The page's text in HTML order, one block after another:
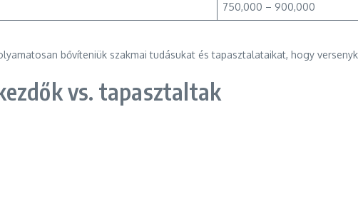
750,000 – 900,000
bővíteniük szakmai tudásukat és tapasztalataikat, hogy
vs. tapasztaltak